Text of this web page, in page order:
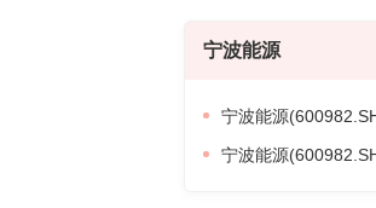
宁波能源
宁波能源
宁波能源